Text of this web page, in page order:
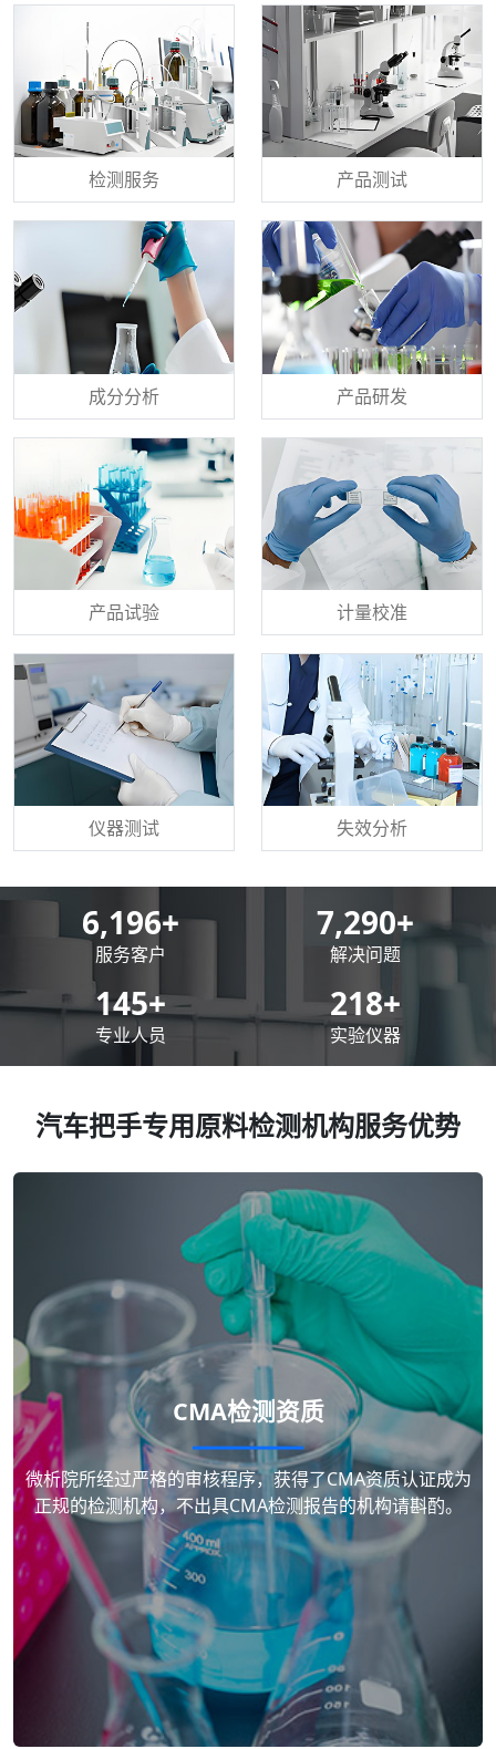
检测服务 产品测试
成分分析 产品研发
产品试验 计量校准
仪器测试 失效分析
8,500+
服务客户
10,000+
解决问题
200+
专业人员
300+
实验仪器
汽车把手专用原料检测机构服务优势
CMA检测资质
微析院所经过严格的审核程序，获得了CMA资质认证成为
正规的检测机构，不出具CMA检测报告的机构请斟酌。